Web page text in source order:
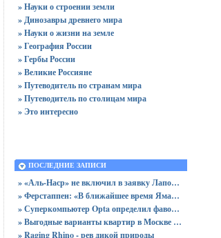
» Науки о строении земли
» Динозавры древнего мира
» Науки о жизни на земле
» География России
» Гербы России
» Великие Россияне
» Путеводитель по странам мира
» Путеводитель по столицам мира
» Это интересно
ПОСЛЕДНИЕ ЗАПИСИ
» «Аль-Наср» не включил в заявку Лапорта после срыва трансфера в «Атлетик»
» Ферстаппен: «В ближайшее время Ямаль получит «Золотой мяч»
» Суперкомпьютер Opta определил фаворитов Лиги чемпионов 2025/2026
» Выгодные варианты квартир в Москве с доступными ценами для покупки без переплат
» Raging Rhino - рев дикой природы